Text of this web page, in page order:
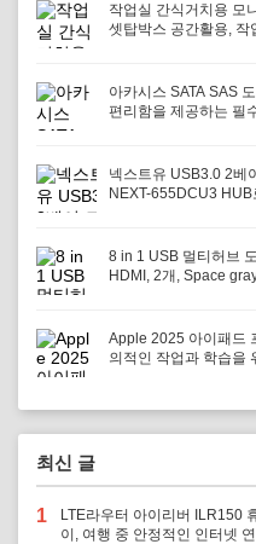
작업실 간식거치용 모
셋탑박스 공간활용, 작
아카시스 SATA SAS
편리함을 제공하는 필
넥스트유 USB3.0 2베
NEXT-655DCU3 HUB
8 in 1 USB 멀티허브
HDMI, 2개, Space
Apple 2025 아이패드
의적인 작업과 학습을
최신 글
1
LTE라우터 아이리버 ILR150
이, 여행 중 안정적인 인터넷